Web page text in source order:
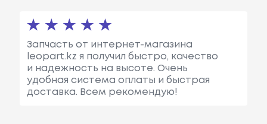
Запчасть от интернет-магазина
leopart.kz я получил быстро, качество
и надежность на высоте. Очень
удобная система оплаты и быстрая
доставка. Всем рекомендую!